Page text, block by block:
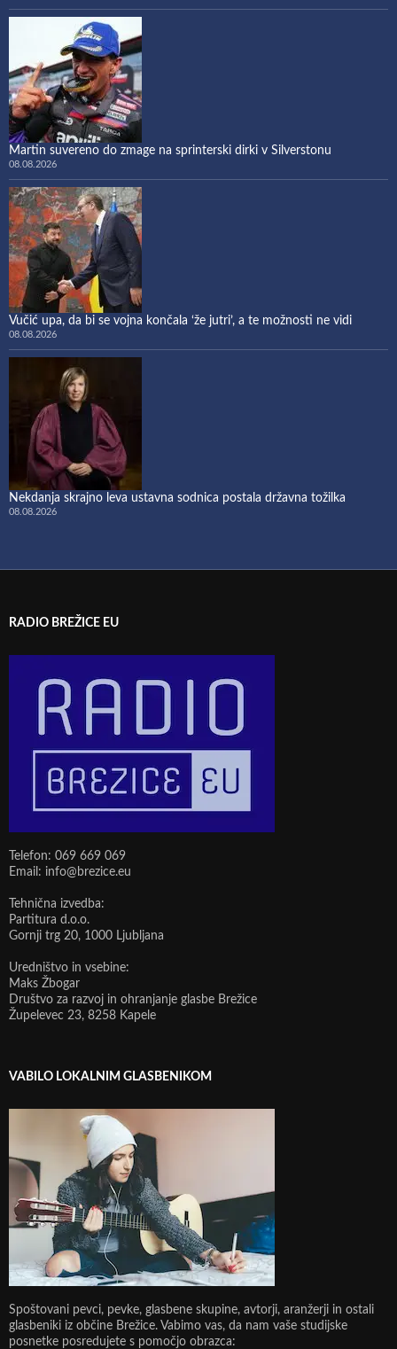
Martin suvereno do zmage na sprinterski dirki v Silverstonu
08.08.2026
Vučić upa, da bi se vojna končala ‘že jutri’, a te možnosti ne vidi
08.08.2026
Nekdanja skrajno leva ustavna sodnica postala državna tožilka
08.08.2026
RADIO BREŽICE EU
Telefon: 069 669 069
Email: info@brezice.eu
Tehnična izvedba:
Partitura d.o.o.
Gornji trg 20, 1000 Ljubljana
Uredništvo in vsebine:
Maks Žbogar
Društvo za razvoj in ohranjanje glasbe Brežice
Župelevec 23, 8258 Kapele
VABILO LOKALNIM GLASBENIKOM
Spoštovani pevci, pevke, glasbene skupine, avtorji, aranžerji in ostali
glasbeniki iz občine Brežice. Vabimo vas, da nam vaše studijske
posnetke posredujete s pomočjo obrazca: